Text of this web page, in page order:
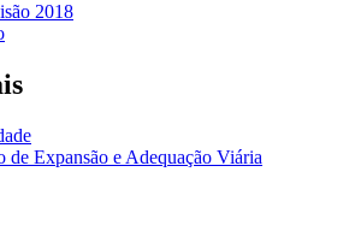
2018
de Expansão e Adequação Viária